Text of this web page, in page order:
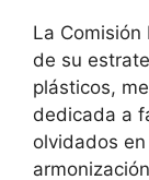
La
de su
plásticos,
dedicada a
olvidados